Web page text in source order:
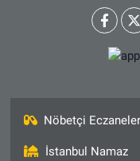
Nöbetçi Eczaneler
İstanbul Namaz